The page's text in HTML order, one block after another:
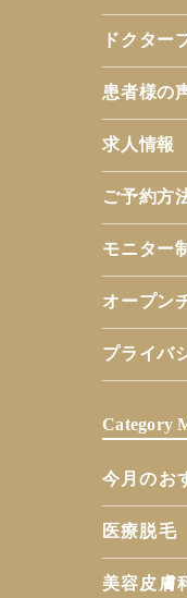
ドクター
患者様の
求人情報
ご予約方
モニター
オープン
プライバ
Category
今月のお
医療脱毛
美容皮膚